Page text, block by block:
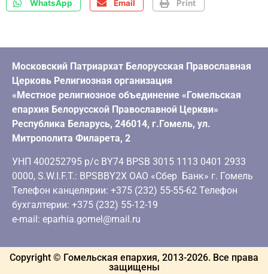
WhatsApp Email Print
Московский Патриархат Белорусская Православная
Церковь Религиозная организация
«Местное религиозное объединение «Гомельская
епархия Белорусской Православной Церкви»
Республика Беларусь, 246014, г.Гомель, ул.
Митрополита Филарета, 2
УНП 400252795 р/с BY74 BPSB 3015 1113 0401 2933
0000, S.W.I.F.T.: BPSBBY2X ОАО «Сбер Банк» г. Гомель
Телефон канцелярии: +375 (232) 55-55-62 Телефон
бухгалтерии: +375 (232) 55-12-19
e-mail: eparhia.gomel@mail.ru
Copyright © Гомельская епархия, 2013-2026. Все права
защищены